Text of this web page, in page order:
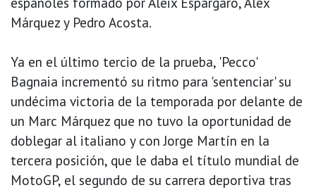
Márquez y Pedro Acosta.
Ya en el último tercio de la prueba, 'Pecco'
Bagnaia incrementó su ritmo para 'sentenciar' su
undécima victoria de la temporada por delante de
un Marc Márquez que no tuvo la oportunidad de
doblegar al italiano y con Jorge Martín en la
tercera posición, que le daba el título mundial de
MotoGP, el segundo de su carrera deportiva tras